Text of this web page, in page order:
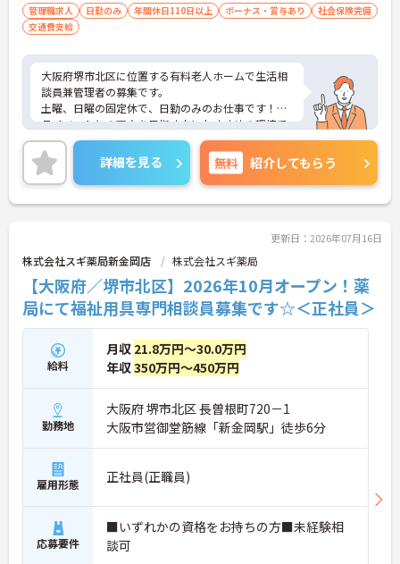
管理職求人 日勤のみ 年間休日110日以上 ボーナス・賞与あり
社会保険完備
交通費支給
大阪府堺市北区に位置する有料老人ホームで生活相
談員兼管理者の募集です。
土曜、日曜の固定休で、日勤のみのお仕事です！プ
ライベートとの両立を目指す方におすすめの環境で
す！
また賞与制度があり、頑張りが評価されてしっかり
と還元されます。さらに各種手当もあるのは嬉しい
ポイントです◎
しっかりとしたフォロー体制で、経験に関わらず安
こちらの求人にご興味がございましたら面接のポイ
ントもお伝えしますので是非ご応募お待ちしており
ます。
詳細を見る 無料 紹介してもらう
更新日：2026年07月16日
株式会社スギ薬局新金岡店 株式会社スギ薬局
【大阪府／堺市北区】2026年10月オープン！薬
局にて福祉用具専門相談員募集です☆＜正社員＞
給料
月収 21.8万円～30.0万円
年収350万円～450万円
勤務地
大阪府 堺市北区 長曽根町720－1
大阪市営御堂筋線「新金岡駅」徒歩6分
雇用形態 正社員(正職員)
応募要件
■いずれかの資格をお持ちの方■未経験相
談可